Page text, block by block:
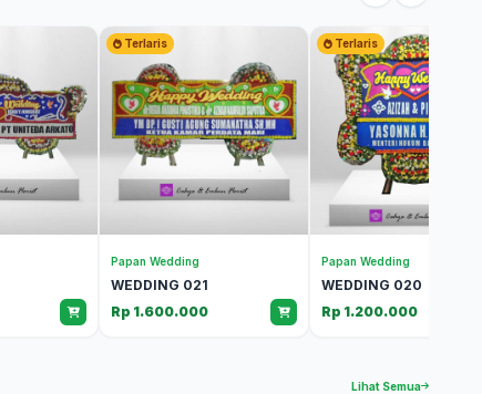
Terlaris
Papan Wedding
WEDDING 021
Rp 1.600.000
Terlaris
Papan Wedding
WEDDING 020
Rp 1.200.000
Lihat Semua